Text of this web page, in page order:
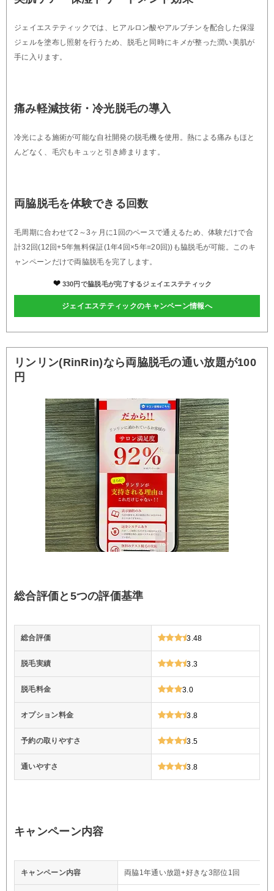
ジェイエステティックでは、ヒアルロン酸やアルブチンを配合した保湿
ジェルを塗布し照射を行うため、脱毛と同時にキメが整った潤い美肌が
手に入ります。
痛み軽減技術・冷光脱毛の導入
冷光による施術が可能な自社開発の脱毛機を使用。熱による痛みもほと
んどなく、毛穴もキュッと引き締まります。
両脇脱毛を体験できる回数
毛周期に合わせて2～3ヶ月に1回のペースで通えるため、体験だけで合
計32回(12回+5年無料保証(1年4回×5年=20回))も脇脱毛が可能。このキ
ャンペーンだけで両脇脱毛を完了します。
330円で脇脱毛が完了するジェイエステティック
ジェイエステティックのキャンペーン情報へ
リンリン(RinRin)なら両脇脱毛の通い放題が100
円
総合評価と5つの評価基準
総合評価 3.48
脱毛実績 3.3
脱毛料金 3.0
オプション料金 3.8
予約の取りやすさ 3.5
通いやすさ 3.8
キャンペーン内容
キャンペーン内容 両脇1年通い放題+好きな3部位1回